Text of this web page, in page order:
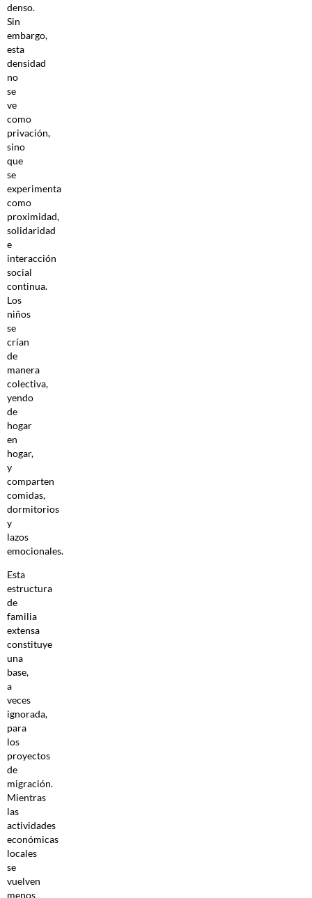
denso.
Sin
embargo,
esta
densidad
no
se
ve
como
privación,
sino
que
se
experimenta
como
proximidad,
solidaridad
e
interacción
social
continua.
Los
niños
se
crían
de
manera
colectiva,
yendo
de
hogar
en
hogar,
y
comparten
comidas,
dormitorios
y
lazos
emocionales.
Esta
estructura
de
familia
extensa
constituye
una
base,
a
veces
ignorada,
para
los
proyectos
de
migración.
Mientras
las
actividades
económicas
locales
se
vuelven
menos